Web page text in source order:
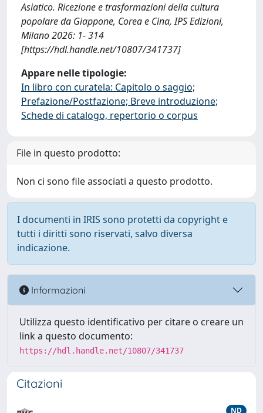
Asiatico. Ricezione e trasformazioni della cultura
popolare da Giappone, Corea e Cina, IPS Edizioni,
Milano 2026: 1- 314
[https://hdl.handle.net/10807/341737]
Appare nelle tipologie:
In libro con curatela: Capitolo o saggio;
Prefazione/Postfazione; Breve introduzione;
Schede di catalogo, repertorio o corpus
File in questo prodotto:
Non ci sono file associati a questo prodotto.
I documenti in IRIS sono protetti da copyright e
tutti i diritti sono riservati, salvo diversa
indicazione.
Informazioni
Utilizza questo identificativo per citare o creare un
link a questo documento:
https://hdl.handle.net/10807/341737
Citazioni
ND